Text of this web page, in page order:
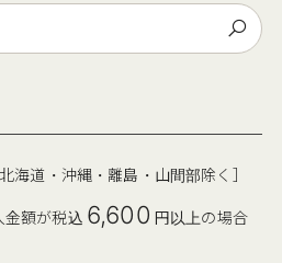
海道・沖縄・離島・山間部除く］
金額が税込 6,600 円以上の場合